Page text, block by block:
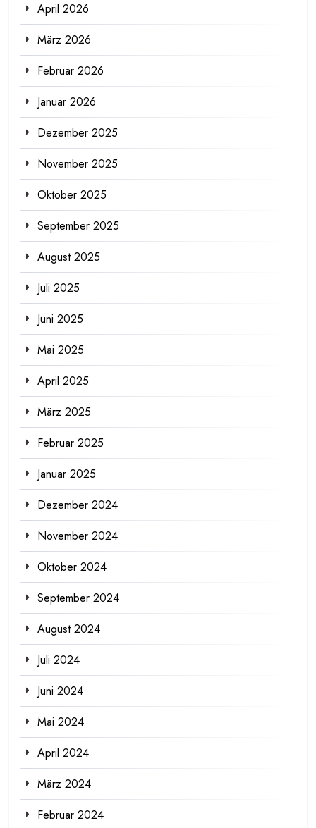
April 2026
März 2026
Februar 2026
Januar 2026
Dezember 2025
November 2025
Oktober 2025
September 2025
August 2025
Juli 2025
Juni 2025
Mai 2025
April 2025
März 2025
Februar 2025
Januar 2025
Dezember 2024
November 2024
Oktober 2024
September 2024
August 2024
Juli 2024
Juni 2024
Mai 2024
April 2024
März 2024
Februar 2024